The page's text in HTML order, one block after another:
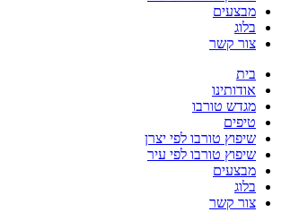
מבצעים
בלוג
צור קשר
בית
אודותינו
מגדש טורבו
טיפים
שיפוץ טורבו לפי יצרן
שיפוץ טורבו לפי עיר
מבצעים
בלוג
צור קשר